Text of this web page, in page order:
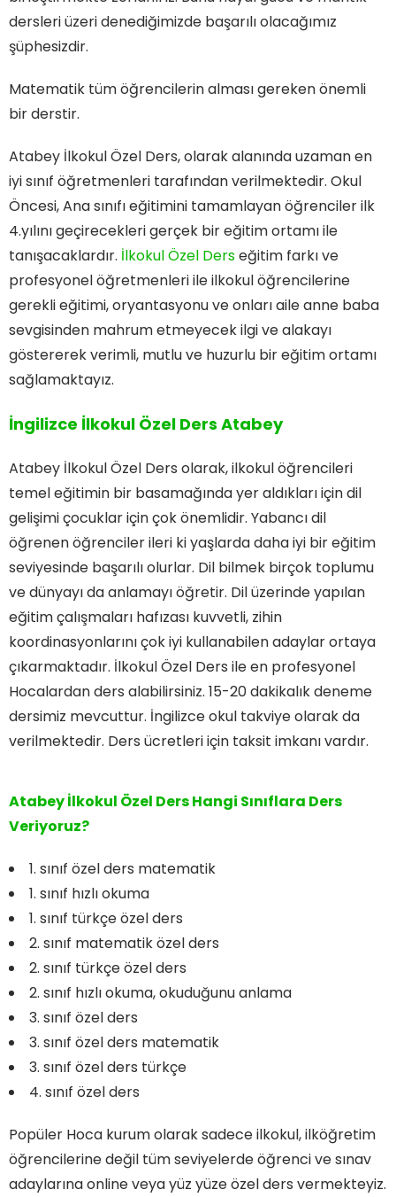
dersleri üzeri denediğimizde başarılı olacağımız
şüphesizdir.
Matematik tüm öğrencilerin alması gereken önemli
bir derstir.
Atabey İlkokul Özel Ders, olarak alanında uzaman en
iyi sınıf öğretmenleri tarafından verilmektedir. Okul
Öncesi, Ana sınıfı eğitimini tamamlayan öğrenciler ilk
4.yılını geçirecekleri gerçek bir eğitim ortamı ile
tanışacaklardır. İlkokul Özel Derseğitim farkı ve
profesyonel öğretmenleri ile ilkokul öğrencilerine
gerekli eğitimi, oryantasyonu ve onları aile anne baba
sevgisinden mahrum etmeyecek ilgi ve alakayı
göstererek verimli, mutlu ve huzurlu bir eğitim ortamı
sağlamaktayız.
İngilizce İlkokul Özel Ders Atabey
Atabey İlkokul Özel Ders olarak, ilkokul öğrencileri
temel eğitimin bir basamağında yer aldıkları için dil
gelişimi çocuklar için çok önemlidir. Yabancı dil
öğrenen öğrenciler ileri ki yaşlarda daha iyi bir eğitim
seviyesinde başarılı olurlar. Dil bilmek birçok toplumu
ve dünyayı da anlamayı öğretir. Dil üzerinde yapılan
eğitim çalışmaları hafızası kuvvetli, zihin
koordinasyonlarını çok iyi kullanabilen adaylar ortaya
çıkarmaktadır. İlkokul Özel Ders ile en profesyonel
Hocalardan ders alabilirsiniz. 15-20 dakikalık deneme
dersimiz mevcuttur. İngilizce okul takviye olarak da
verilmektedir. Ders ücretleri için taksit imkanı vardır.
Atabey İlkokul Özel Ders Hangi Sınıflara Ders
Veriyoruz?
1. sınıf özel ders matematik
1. sınıf hızlı okuma
1. sınıf türkçe özel ders
2. sınıf matematik özel ders
2. sınıf türkçe özel ders
2. sınıf hızlı okuma, okuduğunu anlama
3. sınıf özel ders
3. sınıf özel ders matematik
3. sınıf özel ders türkçe
4. sınıf özel ders
Popüler Hoca kurum olarak sadece ilkokul, ilköğretim
öğrencilerine değil tüm seviyelerde öğrenci ve sınav
adaylarına online veya yüz yüze özel ders vermekteyiz.